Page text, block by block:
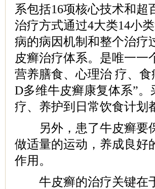
系包括16项核心技术和
治疗方式通过4大类14小
病的病因机制和整个治疗
皮癣治疗体系。是唯一一
营养膳食、心理治 疗、
D多维牛皮癣康复体系”
疗、养护到日常饮食计划
另外，患了牛皮癣要
做适量的运动，养成良好
作用。
牛皮癣的治疗关键在